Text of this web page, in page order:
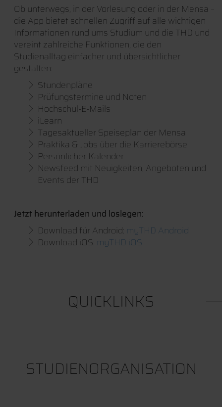
Ob unterwegs, in der Vorlesung oder in der Mensa –
die App bietet schnellen Zugriff auf alle wichtigen
Informationen rund ums Studium und die THD und
vereint zahlreiche Funktionen, die den
Studienalltag einfacher und übersichtlicher
gestalten:
Stundenpläne
Prüfungstermine und Noten
Hochschul-E-Mails
iLearn
Tagesaktueller Speiseplan der Mensa
Praktika & Jobs über die Karrierebörse
Persönlicher Kalender
Newsfeed mit Neuigkeiten, Angeboten und
Events der THD
Jetzt herunterladen und loslegen:
Download für Android: myTHD Android
Download iOS: myTHD iOS
QUICKLINKS
STUDIENORGANISATION